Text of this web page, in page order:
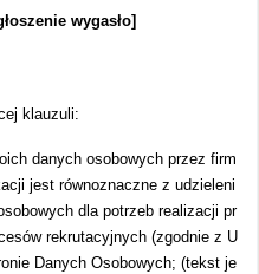
wygasło]
klauzuli:
danych osobowych przez firm
jest równoznaczne z udzieleni
dla potrzeb realizacji pr
rekrutacyjnych (zgodnie z U
Danych Osobowych; (tekst je